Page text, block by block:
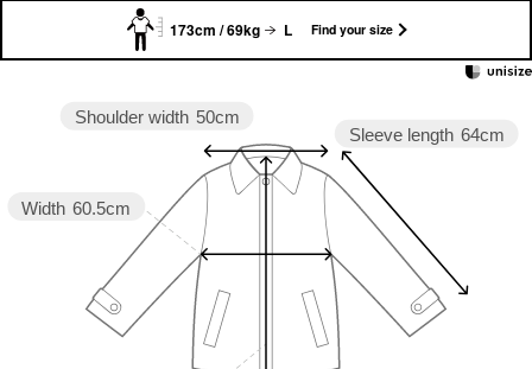
173cm / 69kg L Find your size
Sleeve length 64cm
Width 60.5cm
Shoulder width 50cm